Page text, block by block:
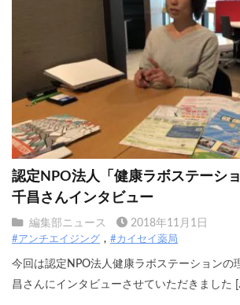
認定NPO法人「健康ラボステーシ
千昌さんインタビュー
編集部ニュース 2018年11月1日
#アンチエイジング #カイセイ薬局
今回は認定NPO法人健康ラボステーションの
昌さんにインタビューさせていただきました